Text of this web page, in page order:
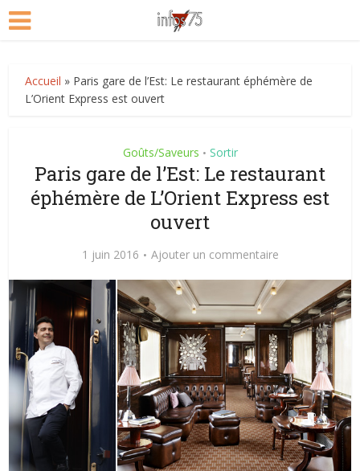
Accueil » Paris gare de l’Est: Le restaurant éphémère de
L’Orient Express est ouvert
Goûts/Saveurs • Sortir
Paris gare de l’Est: Le restaurant
éphémère de L’Orient Express est
ouvert
1 juin 2016 Ajouter un commentaire